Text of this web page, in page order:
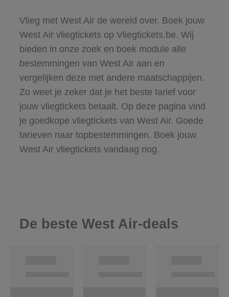
Vlieg met West Air de wereld over. Boek jouw
West Air vliegtickets op Vliegtickets.be. Wij
bieden in onze zoek en boek module alle
bestemmingen van West Air aan en
vergelijken deze met andere maatschappijen.
Zo weet je zeker dat je het beste tarief voor
jouw vliegtickets betaalt. Op deze pagina vind
je goedkope vliegtickets van West Air. Goede
tarieven naar topbestemmingen. Boek jouw
West Air vliegtickets vandaag nog.
De beste West Air-deals